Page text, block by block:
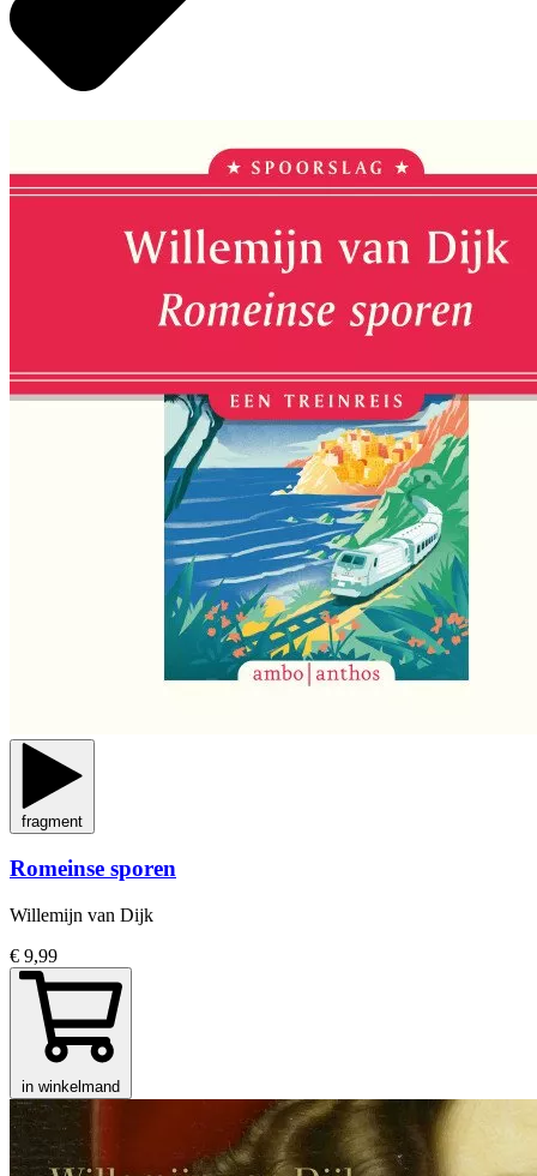
fragment
Romeinse sporen
Willemijn van Dijk
€ 9,99
in winkelmand